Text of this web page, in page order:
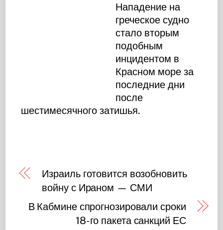
Нападение на
греческое судно
стало вторым
подобным
инцидентом в
Красном море за
последние дни
после
шестимесячного затишья.
Израиль готовится возобновить
войну с Ираном — СМИ
В Кабмине спрогнозировали сроки
18-го пакета санкций ЕС